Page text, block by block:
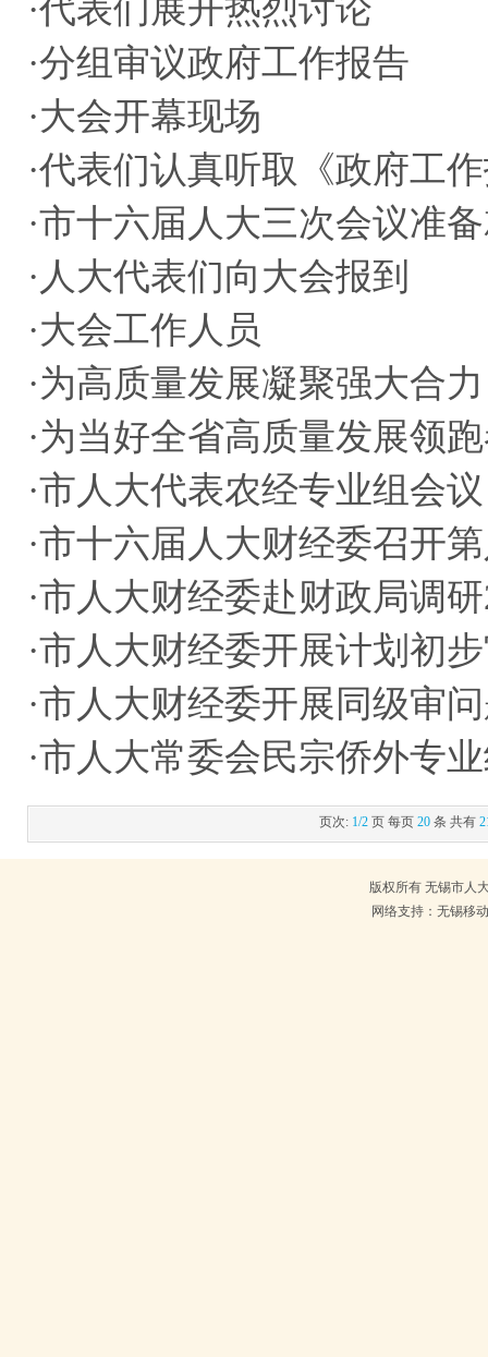
·代表们展开热烈讨论
·分组审议政府工作报告
·大会开幕现场
·代表们认真听取《政府工
·市十六届人大三次会议准
· 人大代表们向大会报到
·大会工作人员
·为高质量发展凝聚强大合力
·为当好全省高质量发展领
·市人大代表农经专业组会
·市十六届人大财经委召开
·市人大财经委赴财政局调
·市人大财经委开展计划初
·市人大财经委开展同级审
·市人大常委会民宗侨外专
页次: 1/2 页 每页 20 条 共有
版权所有 无锡市人
网络支持：无锡移